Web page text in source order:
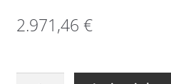
2.971,46 €
FRONIUS